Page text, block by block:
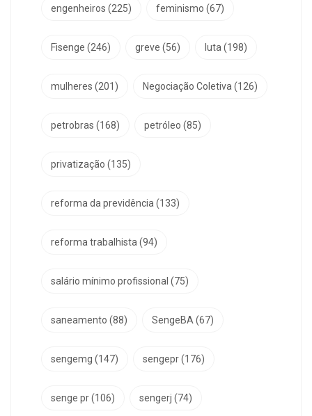
engenheiros (225) feminismo (67)
Fisenge (246) greve (56) luta(198)
mulheres (201) Negociação Coletiva(126)
petrobras (168) petróleo (85)
privatização (135)
reforma da previdência(133)
reforma trabalhista(94)
salário mínimo profissional (75)
saneamento (88) SengeBA(67)
sengemg (147) sengepr(176)
senge pr(106) sengerj (74)